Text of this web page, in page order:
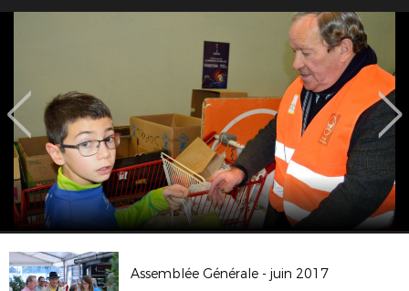
Assemblée Générale - juin 2017